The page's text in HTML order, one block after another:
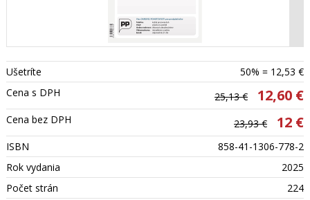
Ušetríte
50% = 12,53 €
Cena s DPH
25,13 € 12,60 €
Cena bez DPH 23,93 € 12 €
ISBN
858-41-1306-778-2
Rok vydania
2025
Počet strán
224